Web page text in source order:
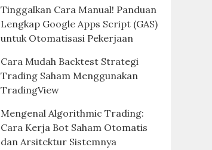
Tinggalkan Cara Manual! Panduan
Lengkap Google Apps Script (GAS)
untuk Otomatisasi Pekerjaan
Cara Mudah Backtest Strategi
Trading Saham Menggunakan
TradingView
Mengenal Algorithmic Trading:
Cara Kerja Bot Saham Otomatis
dan Arsitektur Sistemnya